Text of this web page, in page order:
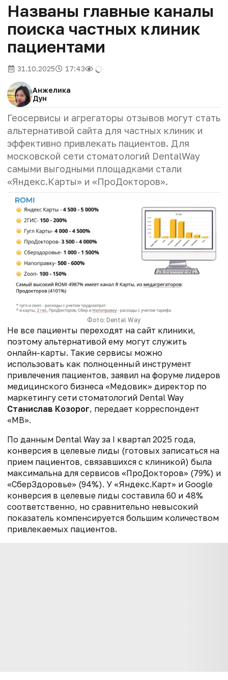
Названы главные каналы
поиска частных клиник
пациентами
31.10.2025 17:43
Анжелика
Дун
Геосервисы и агрегаторы отзывов могут стать
альтернативой сайта для частных клиник и
эффективно привлекать пациентов. Для
московской сети стоматологий DentalWay
самыми выгодными площадками стали
«Яндекс.Карты» и «ПроДокторов».
Фото: Dental Way
Не все пациенты переходят на сайт клиники,
поэтому альтернативой ему могут служить
онлайн-карты. Такие сервисы можно
использовать как полноценный инструмент
привлечения пациентов, заявил на форуме лидеров
медицинского бизнеса «Медовик» директор по
маркетингу сети стоматологий Dental Way
Станислав Козорог, передает корреспондент
«МВ».
По данным Dental Way за I квартал 2025 года,
конверсия в целевые лиды (готовых записаться на
прием пациентов, связавшихся с клиникой) была
максимальна для сервисов «ПроДокторов» (79%) и
«СберЗдоровье» (94%). У «Яндекс.Карт» и Google
конверсия в целевые лиды составила 60 и 48%
соответственно, но сравнительно невысокий
показатель компенсируется большим количеством
привлекаемых пациентов.